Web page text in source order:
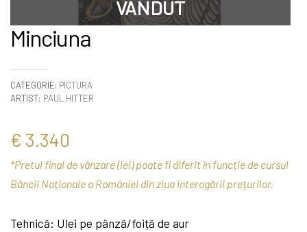
VANDUT
Minciuna
CATEGORIE: PICTURA
ARTIST: PAUL HITTER
€ 3.340
*Pretul final de vânzare (lei) poate fi diferit în funcție de cursul
Băncii Naționale a României din ziua interogării prețurilor.
Tehnică: Ulei pe pânză/foiță de aur